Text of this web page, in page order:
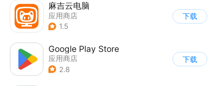
麻吉云电脑
应用商店
1.5
下载
Google Play Store
应用商店
2.8
下载